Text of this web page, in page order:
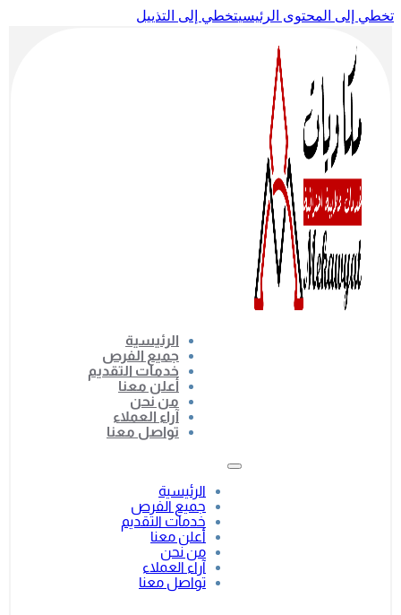
تخطي إلى المحتوى الرئيسيتخطي إلى التذييل
الرئيسية
جميع الفرص
خدمات التقديم
أعلن معنا
من نحن
آراء العملاء
تواصل معنا
الرئيسية
جميع الفرص
خدمات التقديم
أعلن معنا
من نحن
آراء العملاء
تواصل معنا